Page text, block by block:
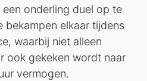
onderling duel op te
bekampen elkaar tijdens
waarbij niet alleen
ook gekeken wordt naar
vermogen.